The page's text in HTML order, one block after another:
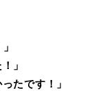
」
たです！」